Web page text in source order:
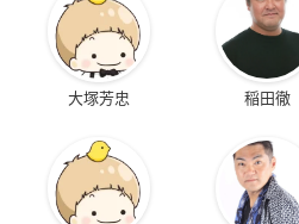
大塚芳忠 稲田徹